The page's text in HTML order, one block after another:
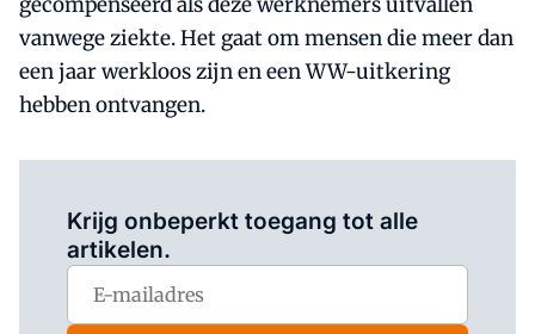
vanwege ziekte. Het gaat om mensen die meer dan
een jaar werkloos zijn en een WW-uitkering
hebben ontvangen.
Krijg onbeperkt toegang tot alle
artikelen.